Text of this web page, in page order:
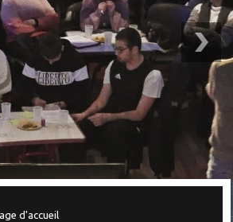
d'accueil